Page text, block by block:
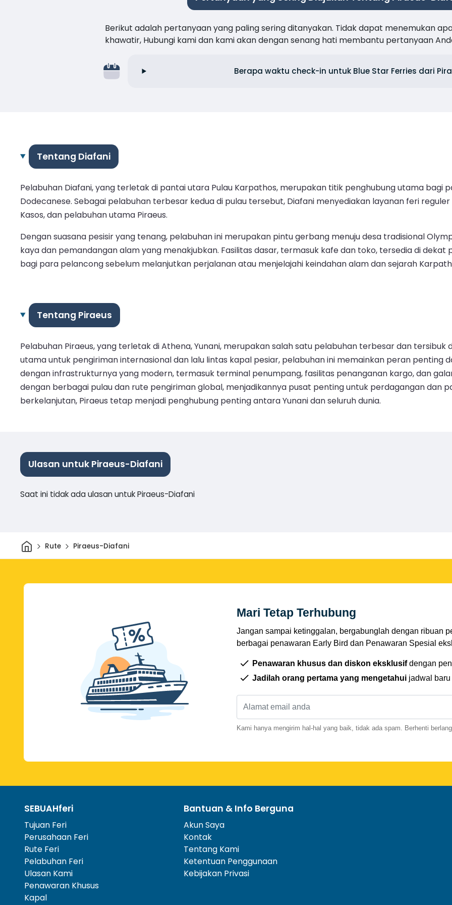
Berikut adalah pertanyaan yang paling sering ditanyakan. Tidak dapat menemukan
khawatir, Hubungi kami dan kami akan dengan senang hati membantu pertanyaan
Berapa waktu check-in untuk Blue Star Ferries dari
Tentang Diafani
Pelabuhan Diafani, yang terletak di pantai utara Pulau Karpathos, merupakan titik penghubung utama bagi
Dodecanese. Sebagai pelabuhan terbesar kedua di pulau tersebut, Diafani menyediakan layanan feri
Kasos, dan pelabuhan utama Piraeus.
Dengan suasana pesisir yang tenang, pelabuhan ini merupakan pintu gerbang menuju desa tradisional
kaya dan pemandangan alam yang menakjubkan. Fasilitas dasar, termasuk kafe dan toko, tersedia di
bagi para pelancong sebelum melanjutkan perjalanan atau menjelajahi keindahan alam dan sejarah
Tentang Piraeus
Pelabuhan Piraeus, yang terletak di Athena, Yunani, merupakan salah satu pelabuhan terbesar dan tersibuk
utama untuk pengiriman internasional dan lalu lintas kapal pesiar, pelabuhan ini memainkan peran penting
dengan infrastrukturnya yang modern, termasuk terminal penumpang, fasilitas penanganan kargo, dan
dengan berbagai pulau dan rute pengiriman global, menjadikannya pusat penting untuk perdagangan dan
berkelanjutan, Piraeus tetap menjadi penghubung penting antara Yunani dan seluruh dunia.
Ulasan untuk Piraeus-Diafani
Saat ini tidak ada ulasan untuk Piraeus-Diafani
Rumah
Rute Piraeus-Diafani
Mari Tetap Terhubung
Jangan sampai ketinggalan, bergabunglah dengan ribuan
berbagai penawaran Early Bird dan Penawaran Spesial
Penawaran khusus dan diskon eksklusifdengan
Jadilah orang pertama yang mengetahui jadwal baru
Kami hanya mengirim hal-hal yang baik, tidak ada spam. Berhenti
SEBUAHferi
Tujuan Feri
Perusahaan Feri
Rute Feri
Pelabuhan Feri
Ulasan Kami
Penawaran Khusus
Kapal
Bantuan & Info Berguna
Akun Saya
Kontak
Tentang Kami
Ketentuan Penggunaan
Kebijakan Privasi